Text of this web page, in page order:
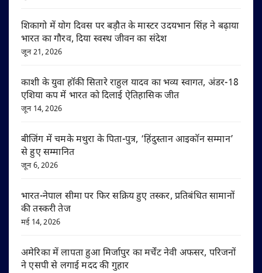
शिकागो में योग दिवस पर बड़ौत के मास्टर उदयभान सिंह ने बढ़ाया
भारत का गौरव, दिया स्वस्थ जीवन का संदेश
जून 21, 2026
काशी के युवा हॉकी सितारे राहुल यादव का भव्य स्वागत, अंडर-18
एशिया कप में भारत को दिलाई ऐतिहासिक जीत
जून 14, 2026
बीजिंग में चमके मथुरा के पिता-पुत्र, ‘हिंदुस्तान आइकॉन सम्मान’
से हुए सम्मानित
जून 6, 2026
भारत-नेपाल सीमा पर फिर सक्रिय हुए तस्कर, प्रतिबंधित सामानों
की तस्करी तेज
मई 14, 2026
अमेरिका में लापता हुआ मिर्जापुर का मर्चेंट नेवी अफसर, परिजनों
ने एसपी से लगाई मदद की गुहार